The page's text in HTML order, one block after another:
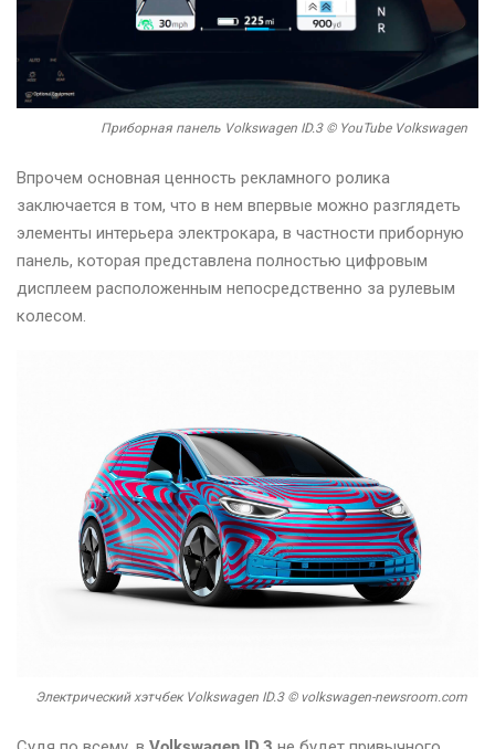
Приборная панель Volkswagen ID.3 © YouTube Volkswagen
Впрочем основная ценность рекламного ролика
заключается в том, что в нем впервые можно разглядеть
элементы интерьера электрокара, в частности приборную
панель, которая представлена полностью цифровым
дисплеем расположенным непосредственно за рулевым
колесом.
Электрический хэтчбек Volkswagen ID.3 © volkswagen-newsroom.com